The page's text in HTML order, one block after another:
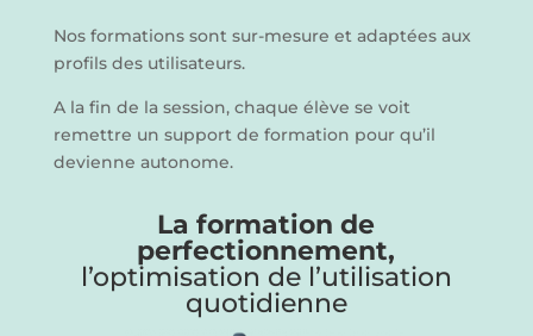
Nos formations sont sur-mesure et adaptées aux
profils des utilisateurs.
A la fin de la session, chaque élève se voit
remettre un support de formation pour qu’il
devienne autonome.
La formation de
perfectionnement,
l’optimisation de l’utilisation
quotidienne